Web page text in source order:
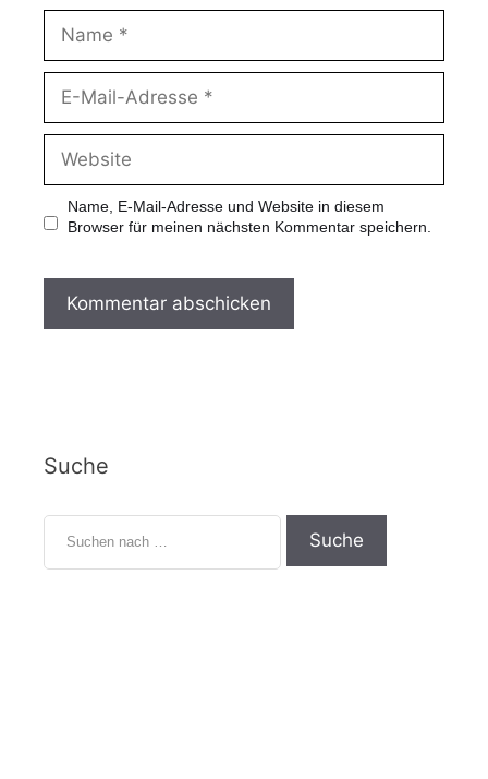
Name, E-Mail-Adresse und Website in diesem
Browser für meinen nächsten Kommentar speichern.
Suche